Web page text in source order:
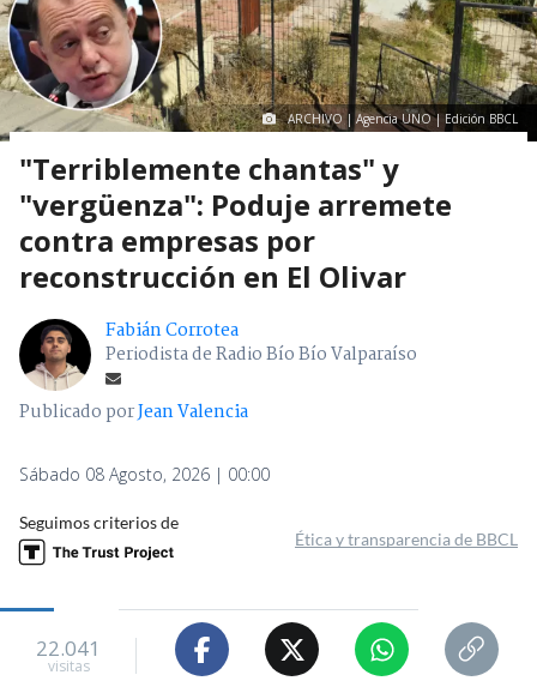
ARCHIVO | Agencia UNO | Edición BBCL
"Terriblemente chantas" y
"vergüenza": Poduje arremete
contra empresas por
reconstrucción en El Olivar
Fabián Corrotea
Periodista de Radio Bío Bío Valparaíso
Publicado porJean Valencia
Sábado 08 Agosto, 2026 | 00:00
Seguimos criterios de
Ética y transparencia de BBCL
22.041
visitas